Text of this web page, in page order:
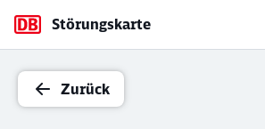
Störungskarte
Zurück